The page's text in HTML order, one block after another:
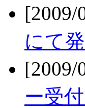
にて発
ー受